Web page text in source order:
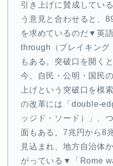
引き上げに賛成してい
う意見と合わせると、
を求めているのだ▼英
through（ブレイキング
もある。突破口を開く
今、自民・公明・国民
上げという突破口を模
の改革には「double-
ッジド・ソード）」、
面もある。7兆円から8
見込まれ、地方自治体
がっている▼「Rome